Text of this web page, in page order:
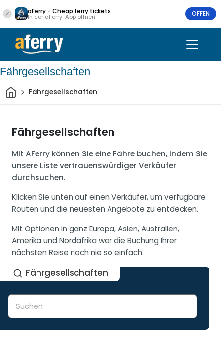
aFerry - Cheap ferry tickets
In der aFerry-App öffnen OFFEN
Fährgesellschaften
HeimFährgesellschaften
Fährgesellschaften
Mit AFerry können Sie eine Fähre buchen, indem Sie
unsere Liste vertrauenswürdiger Verkäufer
durchsuchen.
Klicken Sie unten auf einen Verkäufer, um verfügbare
Routen und die neuesten Angebote zu entdecken.
Mit Optionen in ganz Europa, Asien, Australien,
Amerika und Nordafrika war die Buchung Ihrer
nächsten Reise noch nie so einfach.
Fährgesellschaften